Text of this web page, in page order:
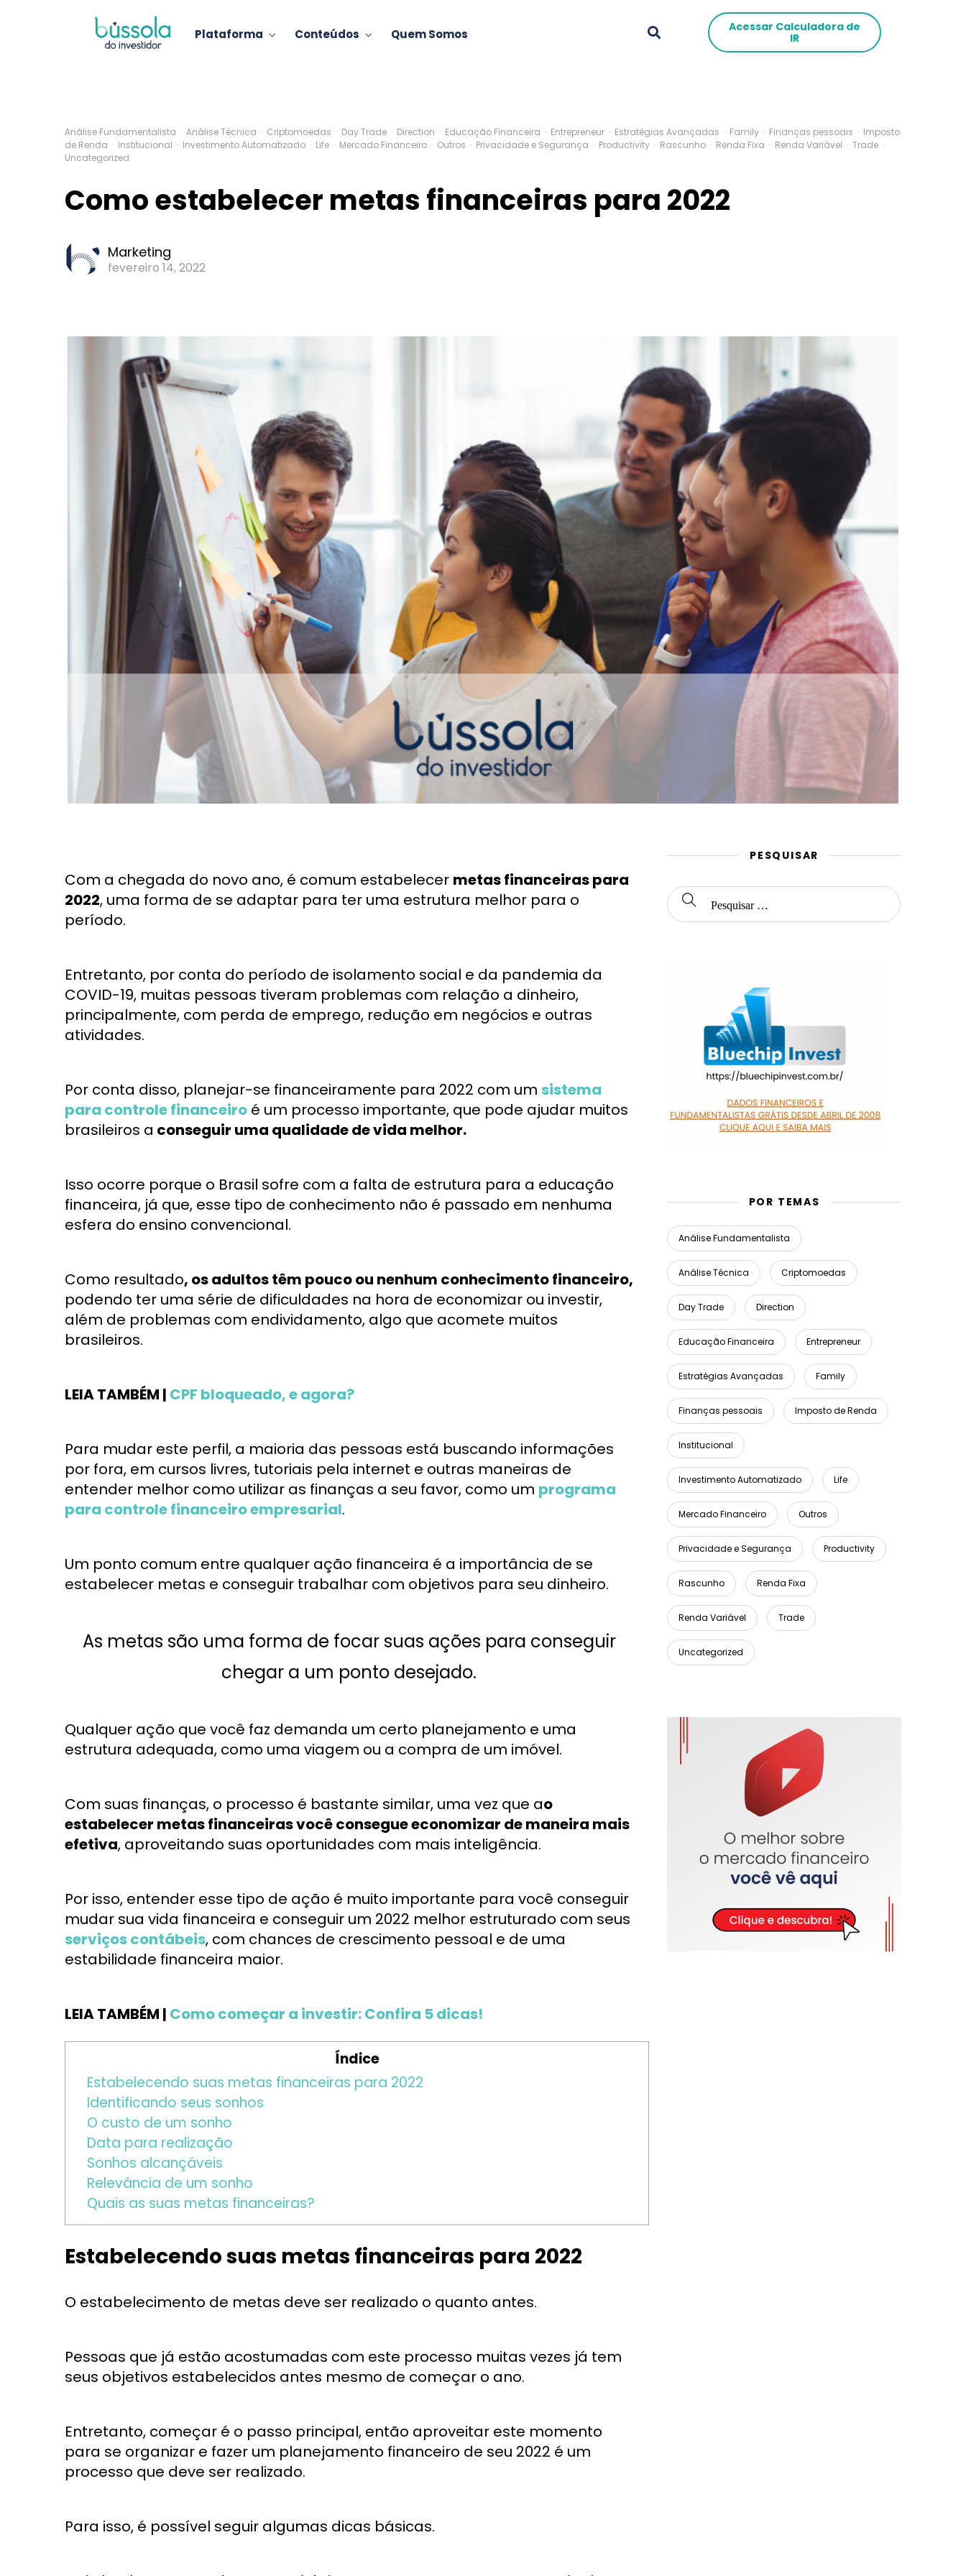
Plataforma Conteúdos Quem Somos
Acessar Calculadora de
IR
Análise Fundamentalista · Análise Técnica · Criptomoedas · Day Trade · Direction · Educação Financeira · Entrepreneur · Estratégias Avançadas · Family · Finanças pessoais · Imposto
de Renda · Institucional · Investimento Automatizado · Life · Mercado Financeiro · Outros · Privacidade e Segurança · Productivity · Rascunho · Renda Fixa · Renda Variável · Trade ·
Uncategorized
Como estabelecer metas financeiras para 2022
Marketing
fevereiro 14, 2022
Com a chegada do novo ano, é comum estabelecer metas financeiras para
2022, uma forma de se adaptar para ter uma estrutura melhor para o
período.
Entretanto, por conta do período de isolamento social e da pandemia da
COVID-19, muitas pessoas tiveram problemas com relação a dinheiro,
principalmente, com perda de emprego, redução em negócios e outras
atividades.
Por conta disso, planejar-se financeiramente para 2022 com um sistema
para controle financeiro é um processo importante, que pode ajudar muitos
brasileiros a conseguir uma qualidade de vida melhor.
Isso ocorre porque o Brasil sofre com a falta de estrutura para a educação
financeira, já que, esse tipo de conhecimento não é passado em nenhuma
esfera do ensino convencional.
Como resultado, os adultos têm pouco ou nenhum conhecimento financeiro,
podendo ter uma série de dificuldades na hora de economizar ou investir,
além de problemas com endividamento, algo que acomete muitos
brasileiros.
LEIA TAMBÉM | CPF bloqueado, e agora?
Para mudar este perfil, a maioria das pessoas está buscando informações
por fora, em cursos livres, tutoriais pela internet e outras maneiras de
entender melhor como utilizar as finanças a seu favor, como um programa
para controle financeiro empresarial.
Um ponto comum entre qualquer ação financeira é a importância de se
estabelecer metas e conseguir trabalhar com objetivos para seu dinheiro.
As metas são uma forma de focar suas ações para conseguir
chegar a um ponto desejado.
Qualquer ação que você faz demanda um certo planejamento e uma
estrutura adequada, como uma viagem ou a compra de um imóvel.
Com suas finanças, o processo é bastante similar, uma vez que ao
estabelecer metas financeiras você consegue economizar de maneira mais
efetiva, aproveitando suas oportunidades com mais inteligência.
Por isso, entender esse tipo de ação é muito importante para você conseguir
mudar sua vida financeira e conseguir um 2022 melhor estruturado com seus
serviços contábeis, com chances de crescimento pessoal e de uma
estabilidade financeira maior.
LEIA TAMBÉM | Como começar a investir: Confira 5 dicas!
Índice
Estabelecendo suas metas financeiras para 2022
Identificando seus sonhos
O custo de um sonho
Data para realização
Sonhos alcançáveis
Relevância de um sonho
Quais as suas metas financeiras?
Estabelecendo suas metas financeiras para 2022
O estabelecimento de metas deve ser realizado o quanto antes.
Pessoas que já estão acostumadas com este processo muitas vezes já tem
seus objetivos estabelecidos antes mesmo de começar o ano.
Entretanto, começar é o passo principal, então aproveitar este momento
para se organizar e fazer um planejamento financeiro de seu 2022 é um
processo que deve ser realizado.
Para isso, é possível seguir algumas dicas básicas.
PESQUISAR
POR TEMAS
Análise Fundamentalista
Análise Técnica Criptomoedas
Day Trade Direction
Educação Financeira Entrepreneur
Estratégias Avançadas Family
Finanças pessoais Imposto de Renda
Institucional
Investimento Automatizado Life
Mercado Financeiro Outros
Privacidade e Segurança Productivity
Rascunho Renda Fixa
Renda Variável Trade
Uncategorized